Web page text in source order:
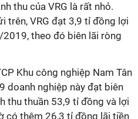
thu của VRG là rất nhỏ.
trên, VRG đạt 3,9 tỉ đồng lợi
theo đó biên lãi ròng
Khu công nghiệp Nam Tân
doanh nghiệp này đạt biên
thu thuần 53,9 tỉ đồng và lợi
có thêm 26,3 tỉ đồng lãi tiền